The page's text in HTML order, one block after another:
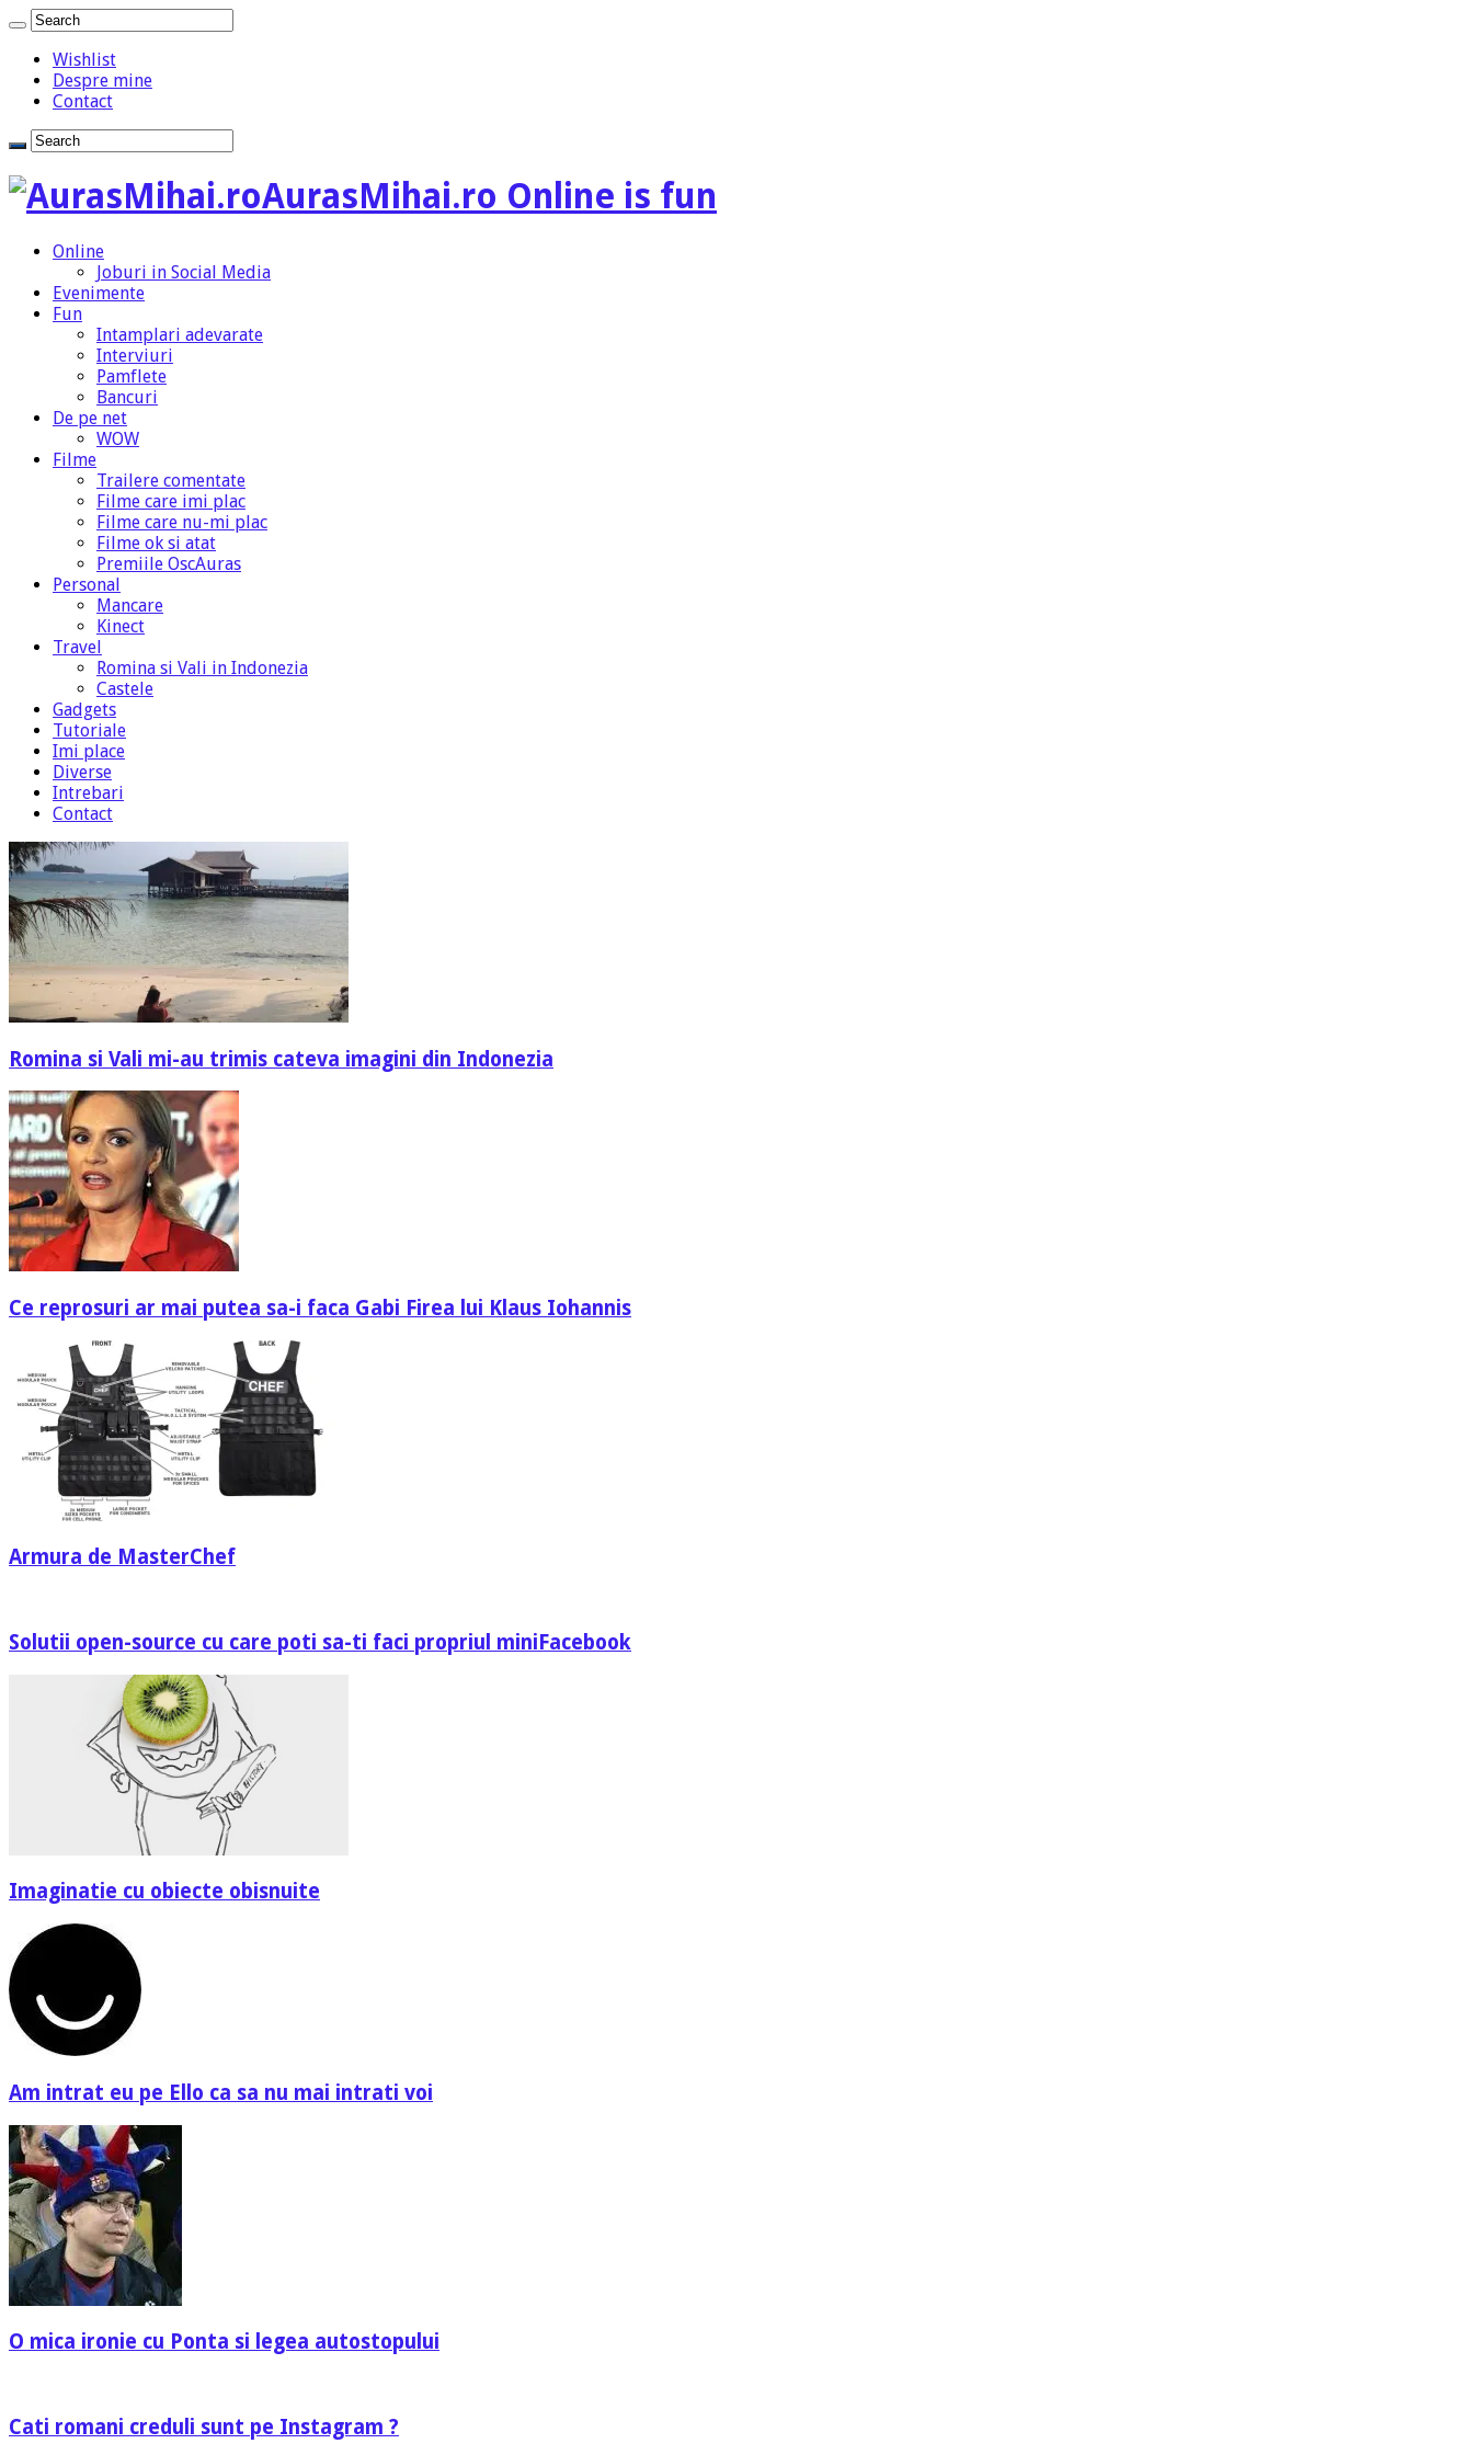
Wishlist
Despre mine
Contact
AurasMihai.ro Online is fun
Online
Joburi in Social Media
Evenimente
Fun
Intamplari adevarate
Interviuri
Pamflete
Bancuri
De pe net
WOW
Filme
Trailere comentate
Filme care imi plac
Filme care nu-mi plac
Filme ok si atat
Premiile OscAuras
Personal
Mancare
Kinect
Travel
Romina si Vali in Indonezia
Castele
Gadgets
Tutoriale
Imi place
Diverse
Intrebari
Contact
Romina si Vali mi-au trimis cateva imagini din Indonezia
Ce reprosuri ar mai putea sa-i faca Gabi Firea lui Klaus Iohannis
Armura de MasterChef
Solutii open-source cu care poti sa-ti faci propriul miniFacebook
Imaginatie cu obiecte obisnuite
Am intrat eu pe Ello ca sa nu mai intrati voi
O mica ironie cu Ponta si legea autostopului
Cati romani creduli sunt pe Instagram ?